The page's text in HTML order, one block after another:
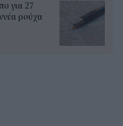
για 27
ρούχα